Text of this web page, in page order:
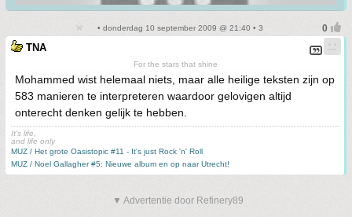
• donderdag 10 september 2009 @ 21:40 • 3
TNA
For the stars that shine
Mohammed wist helemaal niets, maar alle heilige teksten zijn op
583 manieren te interpreteren waardoor gelovigen altijd
onterecht denken gelijk te hebben.
It's life,
and life only
MUZ / Het grote Oasistopic #11 - It's just Rock 'n' Roll
MUZ / Noel Gallagher #5: Nieuwe album en op naar Utrecht!
▼ Advertentie door Refinery89